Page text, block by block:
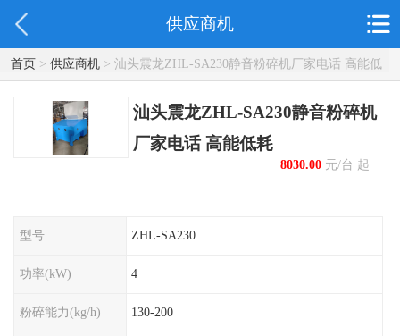
供应商机
首页> 供应商机> 汕头震龙ZHL-SA230静音粉碎机厂家电话 高能低
耗
汕头震龙ZHL-SA230静音粉碎机
厂家电话 高能低耗
8030.00元/台 起
型号 ZHL-SA230
功率(kW) 4
粉碎能力(kg/h) 130-200